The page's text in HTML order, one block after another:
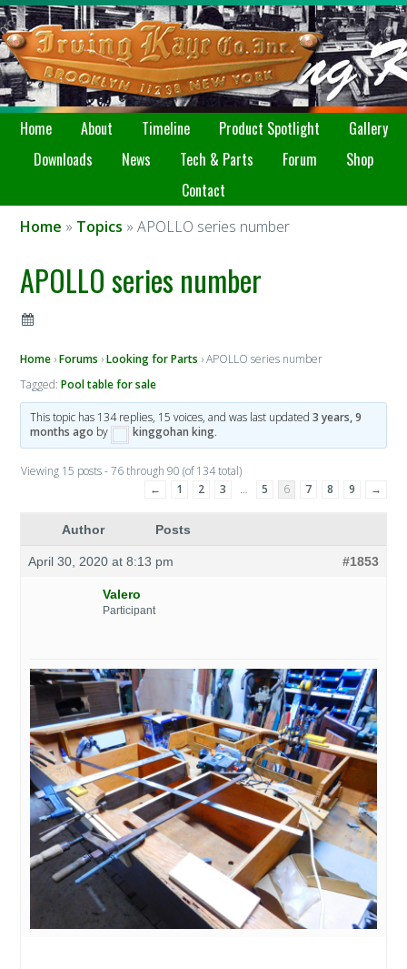
Home About Timeline Product Spotlight
Gallery
Downloads
News Tech & Parts Forum
Shop
Contact
Home » Topics » APOLLO series number
APOLLO series number
Home ›Forums ›Looking for Parts ›APOLLO series number
Tagged:Pool table for sale
This topic has 134 replies, 15 voices, and was last updated 3 years, 9
months ago by kinggohan king.
Viewing 15 posts - 76 through 90 (of 134 total)
←
1 2 3 … 5 6 7 8 9 →
Author Posts
April 30, 2020 at 8:13 pm #1853
Valero
Participant